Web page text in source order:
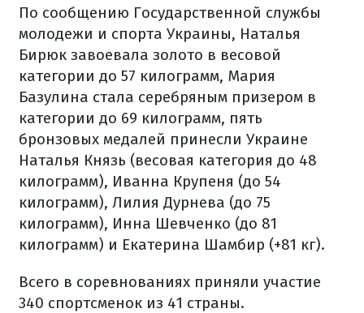
По сообщению Государственной службы
молодежи и спорта Украины, Наталья
Бирюк завоевала золото в весовой
категории до 57 килограмм, Мария
Базулина стала серебряным призером в
категории до 69 килограмм, пять
бронзовых медалей принесли Украине
Наталья Князь (весовая категория до 48
килограмм), Иванна Крупеня (до 54
килограмм), Лилия Дурнева (до 75
килограмм), Инна Шевченко (до 81
килограмм) и Екатерина Шамбир (+81 кг).
Всего в соревнованиях приняли участие
340 спортсменок из 41 страны.